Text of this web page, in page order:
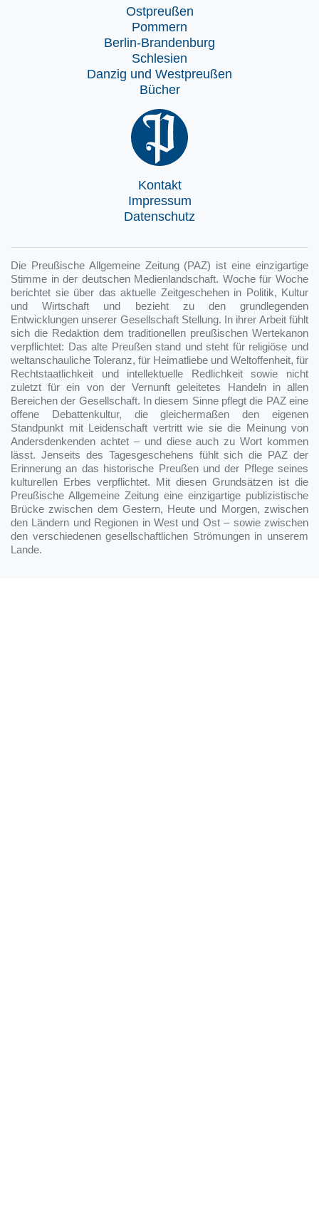
Ostpreußen
Pommern
Berlin-Brandenburg
Schlesien
Danzig und Westpreußen
Bücher
Kontakt
Impressum
Datenschutz
Die Preußische Allgemeine Zeitung (PAZ) ist eine einzigartige
Stimme in der deutschen Medienlandschaft. Woche für Woche
berichtet sie über das aktuelle Zeitgeschehen in Politik, Kultur
und Wirtschaft und bezieht zu den grundlegenden
Entwicklungen unserer Gesellschaft Stellung. In ihrer Arbeit fühlt
sich die Redaktion dem traditionellen preußischen Wertekanon
verpflichtet: Das alte Preußen stand und steht für religiöse und
weltanschauliche Toleranz, für Heimatliebe und Weltoffenheit, für
Rechtstaatlichkeit und intellektuelle Redlichkeit sowie nicht
zuletzt für ein von der Vernunft geleitetes Handeln in allen
Bereichen der Gesellschaft. In diesem Sinne pflegt die PAZ eine
offene Debattenkultur, die gleichermaßen den eigenen
Standpunkt mit Leidenschaft vertritt wie sie die Meinung von
Andersdenkenden achtet – und diese auch zu Wort kommen
lässt. Jenseits des Tagesgeschehens fühlt sich die PAZ der
Erinnerung an das historische Preußen und der Pflege seines
kulturellen Erbes verpflichtet. Mit diesen Grundsätzen ist die
Preußische Allgemeine Zeitung eine einzigartige publizistische
Brücke zwischen dem Gestern, Heute und Morgen, zwischen
den Ländern und Regionen in West und Ost – sowie zwischen
den verschiedenen gesellschaftlichen Strömungen in unserem
Lande.